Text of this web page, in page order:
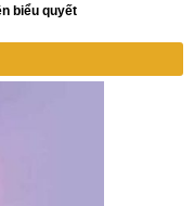
biểu quyết